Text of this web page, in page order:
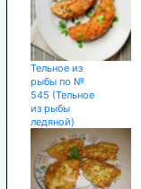
Тельное из
рыбы по №
545 (Тельное
из рыбы
ледяной)